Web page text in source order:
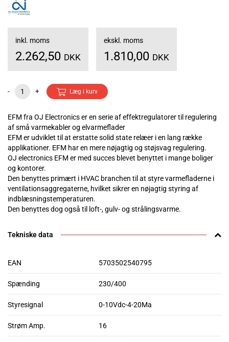
inkl. moms
2.262,50 DKK
ekskl. moms
1.810,00 DKK
- + Læg i kurv
EFM fra OJ Electronics er en serie af effektregulatorer til regulering
af små varmekabler og elvarmeflader
EFM er udviklet til at erstatte solid state relæer i en lang række
applikationer. EFM har en mere nøjagtig og støjsvag regulering.
OJ electronics EFM er med succes blevet benyttet i mange boliger
og kontorer.
Den benyttes primært i HVAC branchen til at styre varmefladerne i
ventilationsaggregaterne, hvilket sikrer en nøjagtig styring af
indblæsningstemperaturen.
Den benyttes dog også til loft-, gulv- og strålingsvarme.
Tekniske data
EAN 5703502540795
Spænding 230/400
Styresignal 0-10Vdc-4-20Ma
Strøm Amp. 16